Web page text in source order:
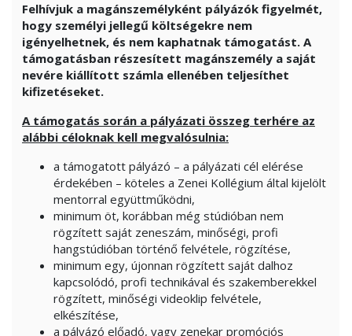
Felhívjuk a magánszemélyként pályázók figyelmét,
hogy személyi jellegű költségekre nem
igényelhetnek, és nem kaphatnak támogatást. A
támogatásban részesített magánszemély a saját
nevére kiállított számla ellenében teljesíthet
kifizetéseket.
A támogatás során a pályázati összeg terhére az
alábbi céloknak kell megvalósulnia:
a támogatott pályázó – a pályázati cél elérése
érdekében – köteles a Zenei Kollégium által kijelölt
mentorral együttműködni,
minimum öt, korábban még stúdióban nem
rögzített saját zeneszám, minőségi, profi
hangstúdióban történő felvétele, rögzítése,
minimum egy, újonnan rögzített saját dalhoz
kapcsolódó, profi technikával és szakemberekkel
rögzített, minőségi videoklip felvétele,
elkészítése,
a pályázó előadó, vagy zenekar promóciós